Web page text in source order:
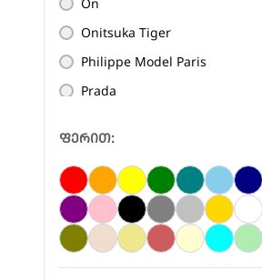
Onitsuka Tiger
Philippe Model Paris
Prada
Saint Laurent
Salomon
STOREX
The Gallerist
The North Face
ფერით: